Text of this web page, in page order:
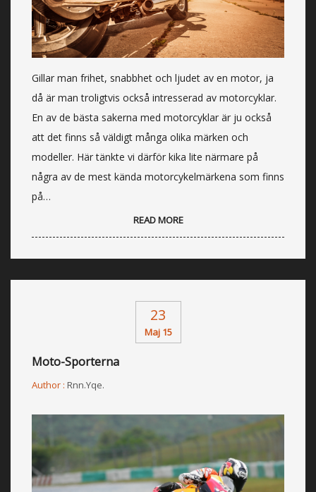
Gillar man frihet, snabbhet och ljudet av en motor, ja
då är man troligtvis också intresserad av motorcyklar.
En av de bästa sakerna med motorcyklar är ju också
att det finns så väldigt många olika märken och
modeller. Här tänkte vi därför kika lite närmare på
några av de mest kända motorcykelmärkena som finns
på…
READ MORE
23
Maj 15
Moto-Sporterna
Author : Rnn.yqe.